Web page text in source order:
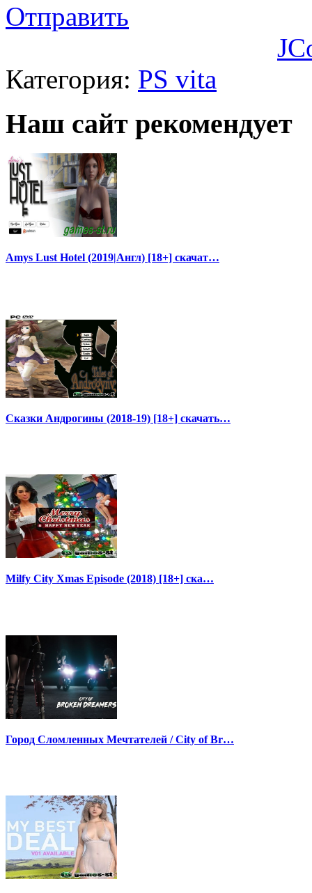
Отправить
Категория: PS vita
Наш сайт рекомендует
Amys Lust Hotel (2019|Англ) [18+] скачат…
Сказки Андрогины (2018-19) [18+] скачать…
Milfy City Xmas Episode (2018) [18+] ска…
Город Сломленных Мечтателей / City of Br…